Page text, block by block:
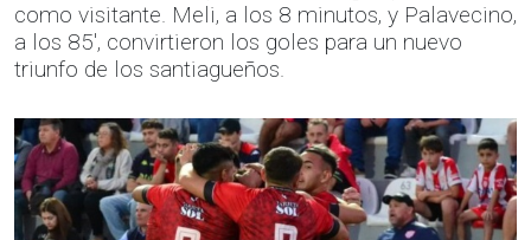
como visitante. Meli, a los 8 minutos, y Palavecino,
a los 85', convirtieron los goles para un nuevo
triunfo de los santiagueños.